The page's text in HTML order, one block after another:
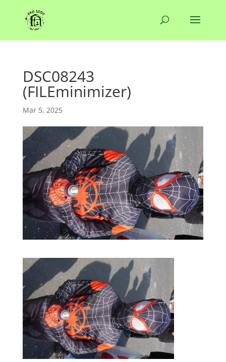
DSC08243
(FILEminimizer)
Mar 5, 2025